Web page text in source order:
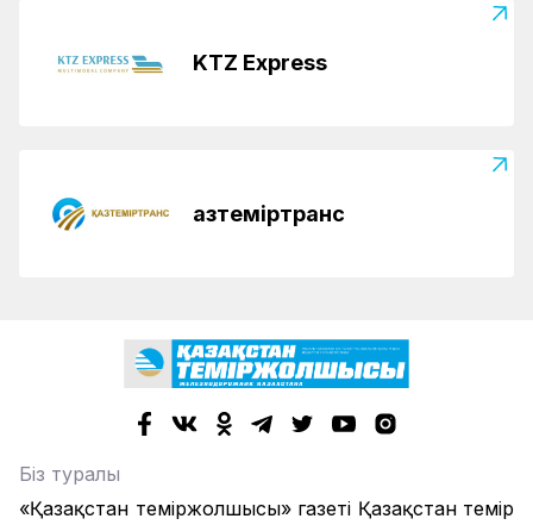
KTZ Express
Қазтеміртранс
Біз туралы
«Қазақстан теміржолшысы» газеті Қазақстан темір